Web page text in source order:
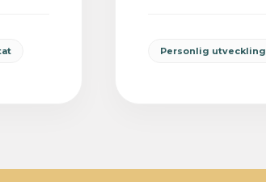
Personlig utveckling